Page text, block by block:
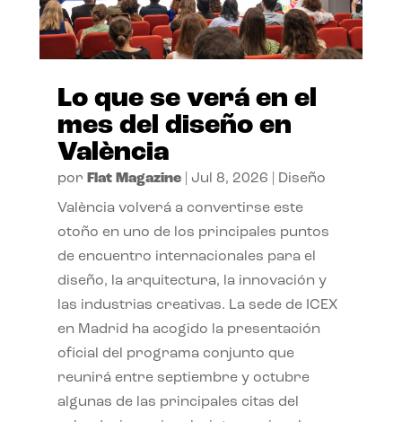
Lo que se verá en el
mes del diseño en
València
por Flat Magazine| Jul 8, 2026 Diseño
València volverá a convertirse este
otoño en uno de los principales puntos
de encuentro internacionales para el
diseño, la arquitectura, la innovación y
las industrias creativas. La sede de ICEX
en Madrid ha acogido la presentación
oficial del programa conjunto que
reunirá entre septiembre y octubre
algunas de las principales citas del